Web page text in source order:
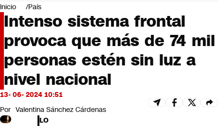
Negocios
Deportes
Programas completos
Cultura
Servicios
Bits
CNN tiempo
Futuro 360
Inicio País
Intenso sistema frontal
provoca que más de 74 mil
personas estén sin luz a
nivel nacional
13- 06- 2024 10:51
Por Valentina Sánchez Cárdenas
LO